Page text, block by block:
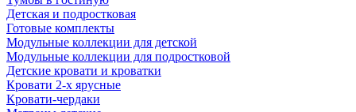
Детская и подростковая
Готовые комплекты
Модульные коллекции для детской
Модульные коллекции для подростковой
Детские кровати и кроватки
Кровати 2-х ярусные
Кровати-чердаки